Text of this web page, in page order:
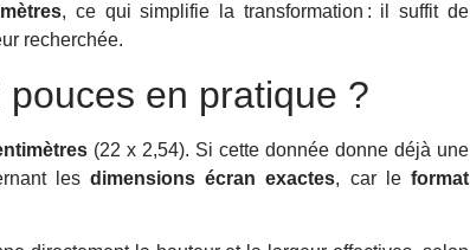
, ce qui simplifie la transformation : il suffit de
recherchée.
en pratique ?
(22 x 2,54). Si cette donnée donne déjà une
lesdimensions écran exactes, car le format